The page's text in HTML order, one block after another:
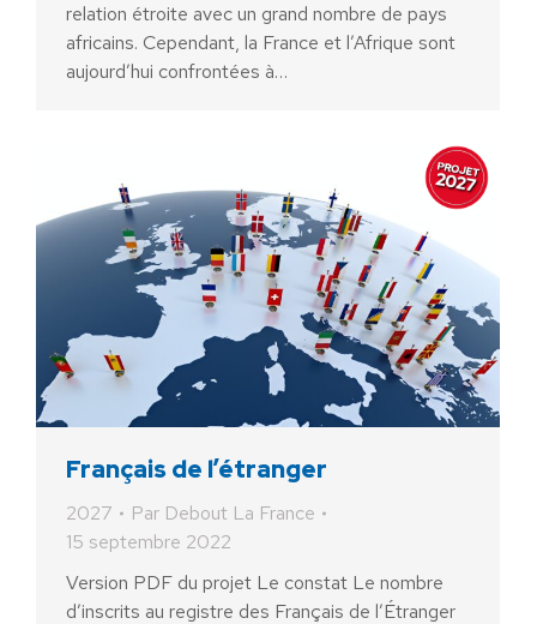
relation étroite avec un grand nombre de pays
africains. Cependant, la France et l’Afrique sont
aujourd’hui confrontées à…
Français de l’étranger
2027 Par Debout La France
15 septembre 2022
Version PDF du projet Le constat Le nombre
d’inscrits au registre des Français de l’Étranger